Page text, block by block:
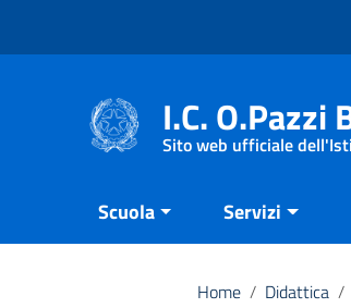
I.C. O.Pazzi
Sito web ufficiale
Scuola Servizi
Home / Didattica /